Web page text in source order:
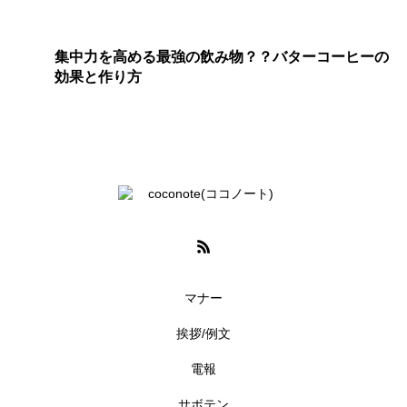
集中力を高める最強の飲み物？？バターコーヒーの
効果と作り方
マナー
挨拶/例文
電報